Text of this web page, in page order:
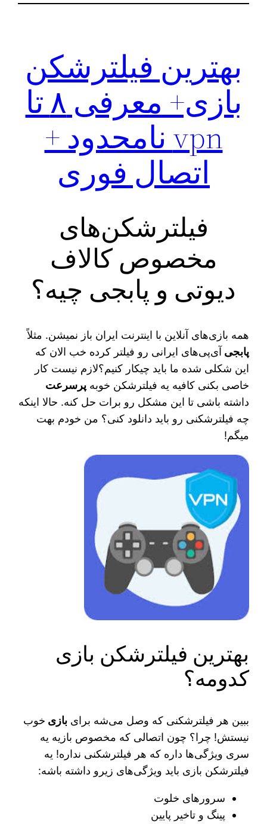
بهترین فیلترشکن
بازی+ معرفی ۸ تا
vpn نامحدود +
اتصال فوری
فیلترشکن‌های
مخصوص کالاف
دیوتی و پابجی چیه؟
همه بازی‌های آنلاین با اینترنت ایران باز نمیشن. مثلاً
پابجی آی‌پی‌های ایرانی رو فیلتر کرده خب الان که
این شکلی شده ما باید چیکار کنیم؟لازم نیست کار
خاصی بکنی کافیه یه فیلترشکن خوبهپرسرعت
داشته باشی تا این مشکل رو برات حل کنه. حالا اینکه
چه فیلترشکنی رو باید دانلود کنی؟ من خودم بهت
میگم!
بهترین فیلترشکن بازی
کدومه؟
ببین هر فیلترشکنی که وصل می‌شه برایبازی خوب
نیستش! چرا؟ چون اتصالی که مخصوص بازیه یه
سری ویژگی‌ها داره که هر فیلترشکنی نداره! یه
فیلترشکن بازی باید ویژگی‌های زیرو داشته باشه:
سرورهای خلوت
پینگ و تاخیر پایین